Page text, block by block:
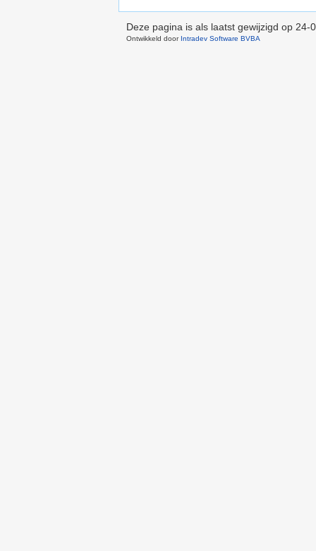
Deze pagina is als laatst gewijzigd op 24-
Ontwikkeld door Intradev Software BVBA